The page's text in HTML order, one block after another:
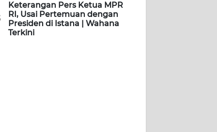
Keterangan Pers Ketua MPR
RI, Usai Pertemuan dengan
Presiden di Istana | Wahana
Terkini